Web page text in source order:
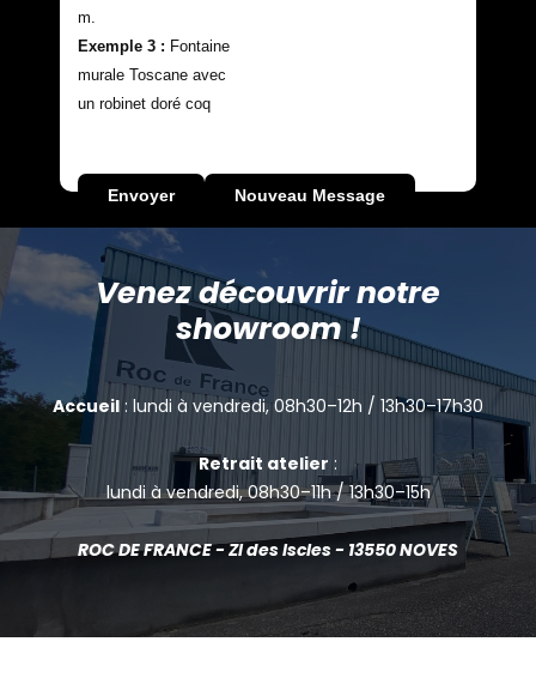
m.
Exemple​ 3 : Fontaine
murale Toscane avec
un robinet doré coq
Venez découvrir notre
showroom !
Accueil : lundi à vendredi, 08h30–12h / 13h30–17h30
Retrait atelier :
lundi à vendredi, 08h30–11h / 13h30–15h
ROC DE FRANCE - ZI des Iscles - 13550 NOVES